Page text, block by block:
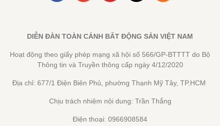
DIỄN ĐÀN TOÀN CẢNH BẤT ĐỘNG SẢN VIỆT NAM
Hoạt động theo giấy phép mạng xã hội số 566/GP-BTTTT do Bộ
Thông tin và Truyền thông cấp ngày 4/12/2020
Địa chỉ: 677/1 Điện Biên Phủ, phường Thạnh Mỹ Tây, TP.HCM
Chịu trách nhiệm nội dung: Trần Thắng
Điện thoại: 0966908584